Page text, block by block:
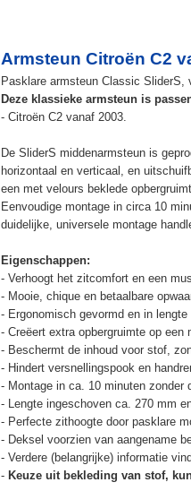
Armsteun Citroën C2
Pasklare armsteun Classic SliderS,
Deze klassieke armsteun is
- Citroën C2 vanaf 2003.
De SliderS middenarmsteun is
horizontaal en verticaal, en
een met velours beklede
Eenvoudige montage in circa 10
duidelijke, universele montage
Eigenschappen:
- Verhoogt het zitcomfort en een
- Mooie, chique en betaalbare
- Ergonomisch gevormd en in
- Creëert extra opbergruimte op een
- Beschermt de inhoud voor stof,
- Hindert versnellingspook en
- Montage in ca. 10 minuten zonder
- Lengte ingeschoven ca. 270 mm
- Perfecte zithoogte door pasklare
- Deksel voorzien van aangename
- Verdere (belangrijke) informatie
- Keuze uit bekleding van stof,